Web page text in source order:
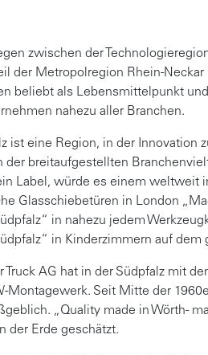
zwischen der
der Metropolregion Rhein-Neckar
beliebt als Lebensmittelpunkt
nahezu aller Branchen.
ist eine Region, in der Innovation
der breitaufgestellten
Label, würde es einem weltweit
Glasschiebetüren in London
in nahezu jedem
in Kinderzimmern auf dem
Truck AG hat in der Südpfalz mit
Montagewerk. Seit Mitte der
„Quality made in Wörth-
der Erde geschätzt.